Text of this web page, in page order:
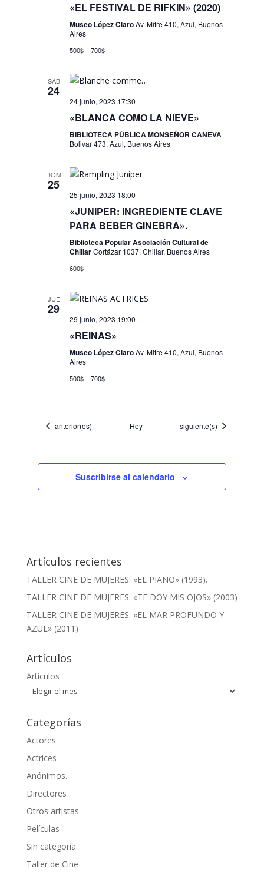
«EL FESTIVAL DE RIFKIN» (2020)
Museo López ClaroAv. Mitre 410, Azul, Buenos
Aires
500$ – 700$
SÁB
24
24 junio, 2023 17:30
«BLANCA COMO LA NIEVE»
BIBLIOTECA PÚBLICA MONSEÑOR CANEVA
Bolivar 473, Azul, Buenos Aires
DOM
25
25 junio, 2023 18:00
«JUNIPER: INGREDIENTE CLAVE
PARA BEBER GINEBRA».
Biblioteca Popular Asociación Cultural de
ChillarCortázar 1037, Chillar, Buenos Aires
600$
JUE
29
29 junio, 2023 19:00
«REINAS»
Museo López ClaroAv. Mitre 410, Azul, Buenos
Aires
500$ – 700$
Eventos
anterior(es) Hoy Eventos
siguiente(s)
Suscribirse al calendario
Artículos recientes
TALLER CINE DE MUJERES: «EL PIANO» (1993).
TALLER CINE DE MUJERES: «TE DOY MIS OJOS» (2003)
TALLER CINE DE MUJERES: «EL MAR PROFUNDO Y
AZUL» (2011)
Artículos
Artículos
Categorías
Actores
Actrices
Anónimos.
Directores
Otros artistas
Películas
Sin categoría
Taller de Cine